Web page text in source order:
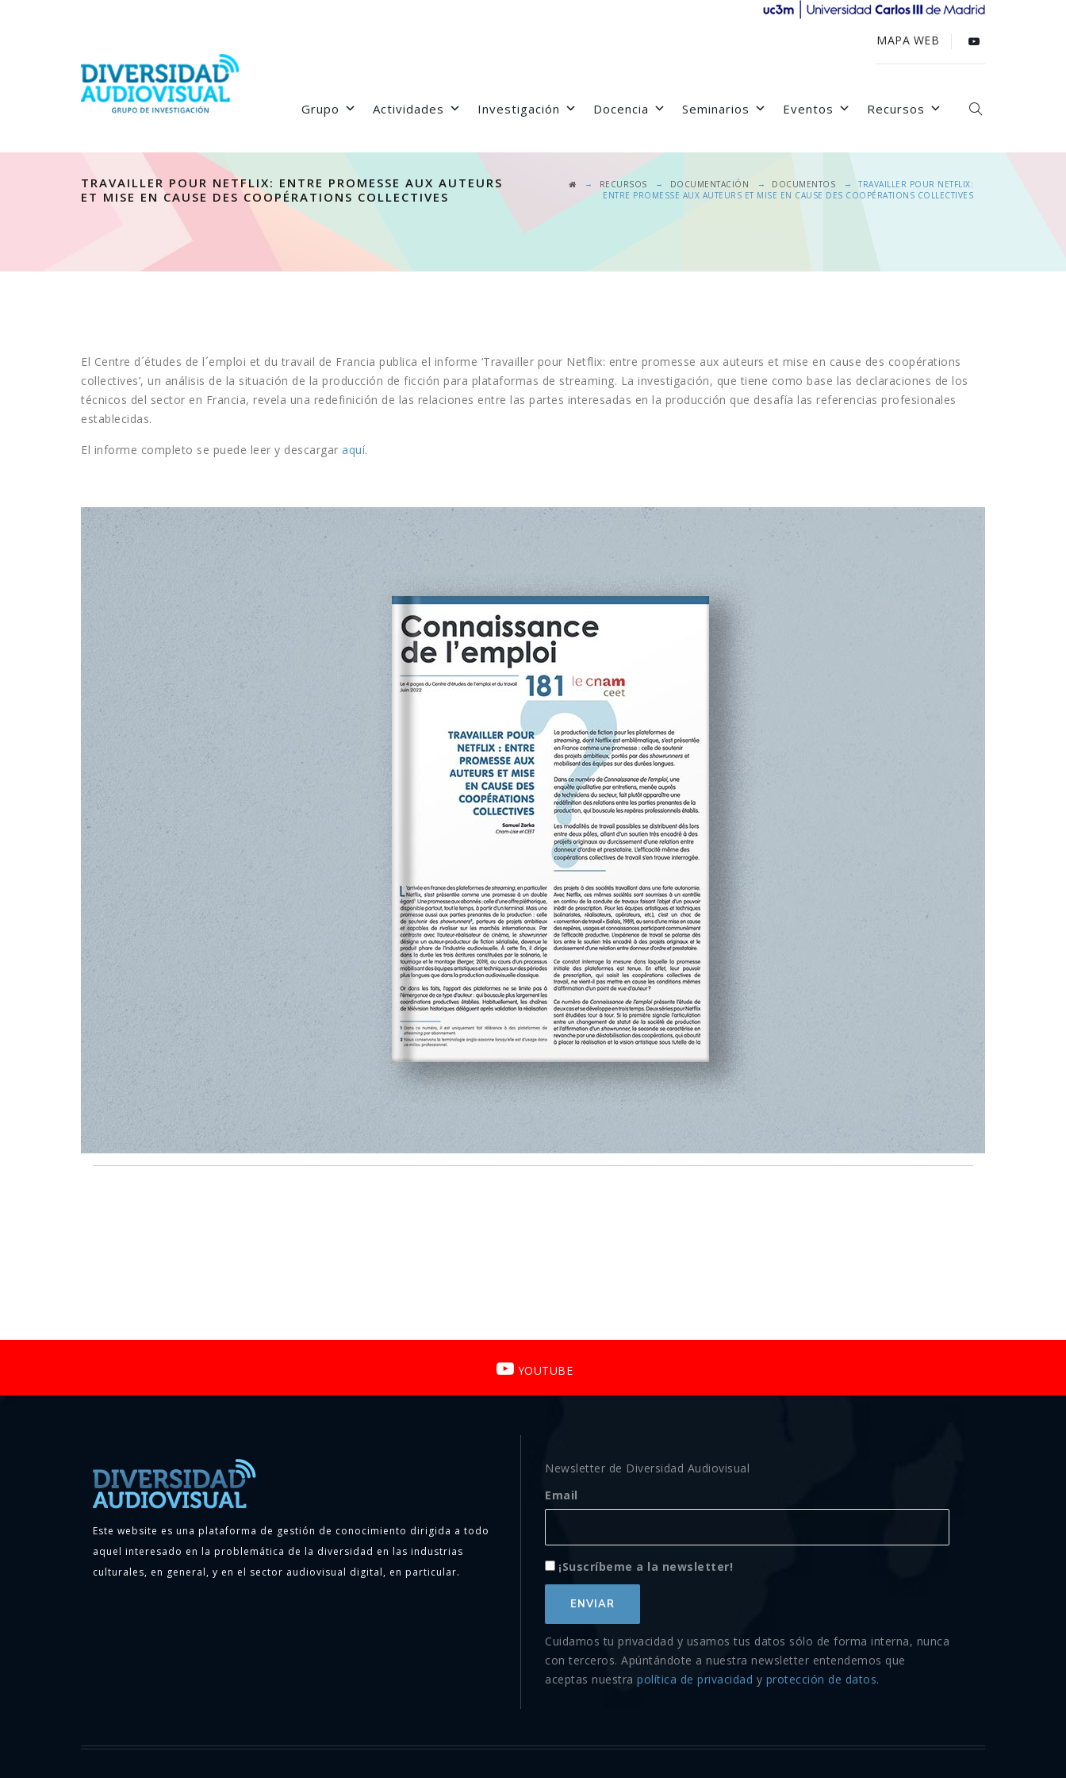
MAPA WEB
Grupo Actividades Investigación Docencia Seminarios Eventos Recursos
TRAVAILLER POUR NETFLIX: ENTRE PROMESSE AUX AUTEURS
ET MISE EN CAUSE DES COOPÉRATIONS COLLECTIVES
→ RECURSOS → DOCUMENTACIÓN → DOCUMENTOS → TRAVAILLER POUR NETFLIX:
ENTRE PROMESSE AUX AUTEURS ET MISE EN CAUSE DES COOPÉRATIONS COLLECTIVES
El Centre d´études de l´emploi et du travail de Francia publica el informe ‘Travailler pour Netflix: entre promesse aux auteurs et mise en cause des coopérations
collectives’, un análisis de la situación de la producción de ficción para plataformas de streaming. La investigación, que tiene como base las declaraciones de los
técnicos del sector en Francia, revela una redefinición de las relaciones entre las partes interesadas en la producción que desafía las referencias profesionales
establecidas.
El informe completo se puede leer y descargar aquí.
YOUTUBE
Este website es una plataforma de gestión de conocimiento dirigida a todo
aquel interesado en la problemática de la diversidad en las industrias
culturales, en general, y en el sector audiovisual digital, en particular.
Newsletter de Diversidad Audiovisual
Email
¡Suscríbeme a la newsletter!
Cuidamos tu privacidad y usamos tus datos sólo de forma interna, nunca
con terceros. Apúntándote a nuestra newsletter entendemos que
aceptas nuestra política de privacidad y protección de datos.